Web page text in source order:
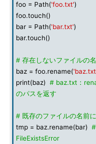
foo = Path('foo.txt')
foo.touch()
bar = Path('bar.txt')
bar.touch()
# 存在しないファイルの
baz = foo.rename(
print(baz) # baz.txt：
のパスを返す
# 既存のファイルの名前
tmp = baz.rename(bar)
FileExistsError